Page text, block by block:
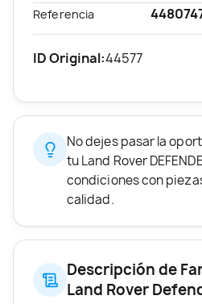
Referencia
ID Original:44577
No dejes pasar la
tu Land Rover
condiciones con
calidad.
Descripción de
Land Rover